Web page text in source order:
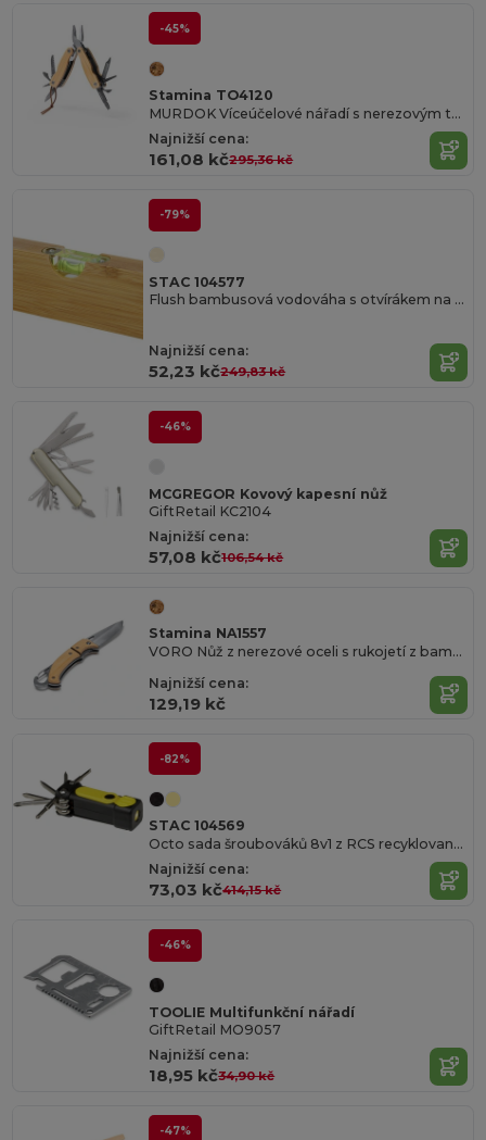
-45%
Stamina TO4120
MURDOK Víceúčelové nářadí s nerezovým tělem s příslušenstvím a bambusovou rukojetí
Najnižší cena:
161,08 kč295,36 kč
-79%
STAC 104577
Flush bambusová vodováha s otvírákem na láhve
Najnižší cena:
52,23 kč249,83 kč
-46%
MCGREGOR Kovový kapesní nůž
GiftRetail KC2104
Najnižší cena:
57,08 kč106,54 kč
Stamina NA1557
VORO Nůž z nerezové oceli s rukojetí z bambusu a karabinou
Najnižší cena:
129,19 kč
-82%
STAC 104569
Octo sada šroubováků 8v1 z RCS recyklovaného plastu a se svítilnou
Najnižší cena:
73,03 kč414,15 kč
-46%
TOOLIE Multifunkční nářadí
GiftRetail MO9057
Najnižší cena:
18,95 kč34,90 kč
-47%